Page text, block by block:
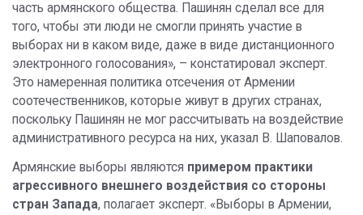
часть армянского общества. Пашинян сделал все для
того, чтобы эти люди не смогли принять участие в
выборах ни в каком виде, даже в виде дистанционного
электронного голосования», – констатировал эксперт.
Это намеренная политика отсечения от Армении
соотечественников, которые живут в других странах,
поскольку Пашинян не мог рассчитывать на воздействие
административного ресурса на них, указал В. Шаповалов.
Армянские выборы являются примером практики
агрессивного внешнего воздействия со стороны
стран Запада, полагает эксперт. «Выборы в Армении,